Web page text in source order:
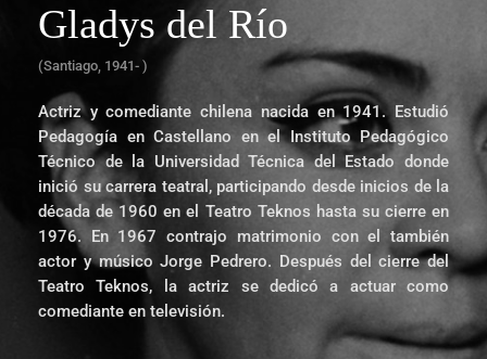
Gladys del Río
(Santiago, 1941- )
Actriz y comediante chilena nacida en 1941. Estudió
Pedagogía en Castellano en el Instituto Pedagógico
Técnico de la Universidad Técnica del Estado donde
inició su carrera teatral, participando desde inicios de la
década de 1960 en el Teatro Teknos hasta su cierre en
1976. En 1967 contrajo matrimonio con el también
actor y músico Jorge Pedrero. Después del cierre del
Teatro Teknos, la actriz se dedicó a actuar como
comediante en televisión.